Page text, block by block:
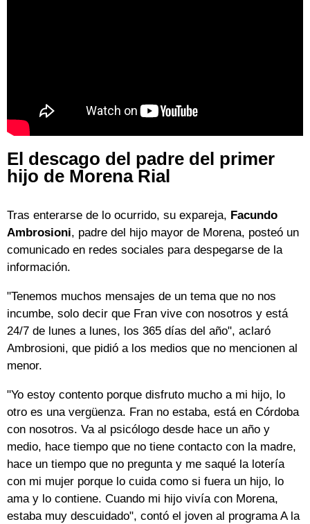
El descago del padre del primer
hijo de Morena Rial
Tras enterarse de lo ocurrido, su expareja, Facundo
Ambrosioni, padre del hijo mayor de Morena, posteó un
comunicado en redes sociales para despegarse de la
información.
"Tenemos muchos mensajes de un tema que no nos
incumbe, solo decir que Fran vive con nosotros y está
24/7 de lunes a lunes, los 365 días del año", aclaró
Ambrosioni, que pidió a los medios que no mencionen al
menor.
"Yo estoy contento porque disfruto mucho a mi hijo, lo
otro es una vergüenza. Fran no estaba, está en Córdoba
con nosotros. Va al psicólogo desde hace un año y
medio, hace tiempo que no tiene contacto con la madre,
hace un tiempo que no pregunta y me saqué la lotería
con mi mujer porque lo cuida como si fuera un hijo, lo
ama y lo contiene. Cuando mi hijo vivía con Morena,
estaba muy descuidado", contó el joven al programa A la